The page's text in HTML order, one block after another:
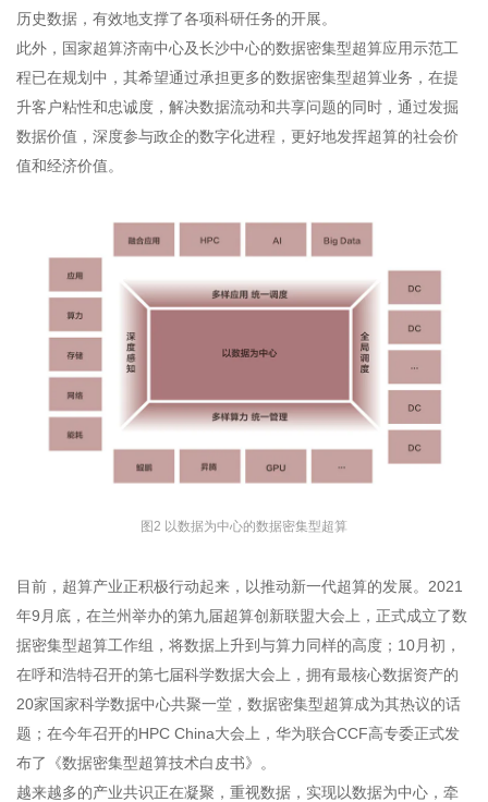
历史数据，有效地支撑了各项科研任务的开展。
此外，国家超算济南中心及长沙中心的数据密集型超算应用示范工
程已在规划中，其希望通过承担更多的数据密集型超算业务，在提
升客户粘性和忠诚度，解决数据流动和共享问题的同时，通过发掘
数据价值，深度参与政企的数字化进程，更好地发挥超算的社会价
值和经济价值。
图2 以数据为中心的数据密集型超算
目前，超算产业正积极行动起来，以推动新一代超算的发展。2021
年9月底，在兰州举办的第九届超算创新联盟大会上，正式成立了数
据密集型超算工作组，将数据上升到与算力同样的高度；10月初，
在呼和浩特召开的第七届科学数据大会上，拥有最核心数据资产的
20家国家科学数据中心共聚一堂，数据密集型超算成为其热议的话
题；在今年召开的HPC China大会上，华为联合CCF高专委正式发
布了《数据密集型超算技术白皮书》。
越来越多的产业共识正在凝聚，重视数据，实现以数据为中心，牵